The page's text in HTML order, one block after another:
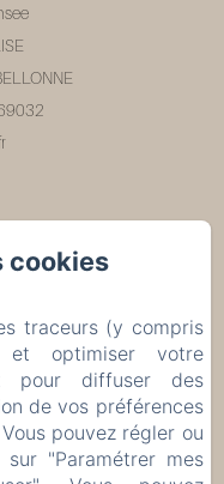
cookies
traceurs (y compris
optimiser votre
pour diffuser des
de vos préférences
pouvez régler ou
"Paramétrer mes